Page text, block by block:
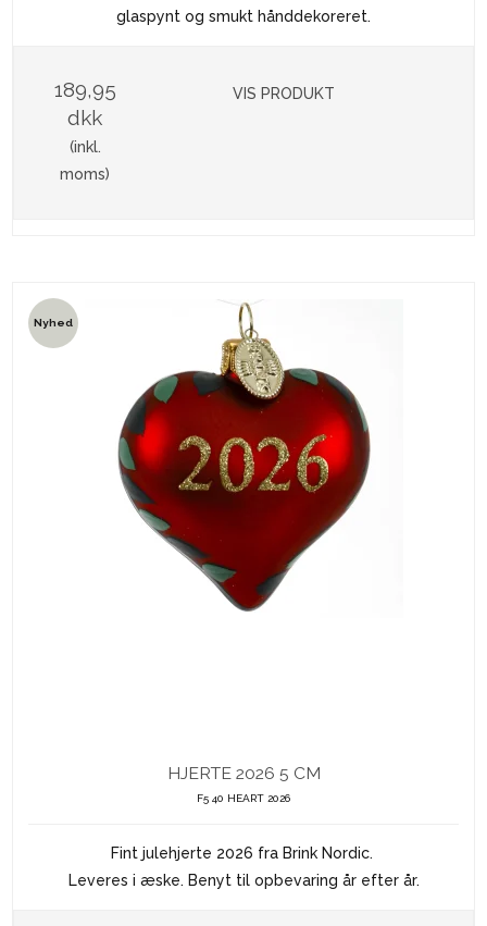
glaspynt og smukt hånddekoreret.
189,95
dkk
(inkl.
moms)
VIS PRODUKT
Nyhed
HJERTE 2026 5 CM
F5 40 HEART 2026
Fint julehjerte 2026 fra Brink Nordic.
Leveres i æske. Benyt til opbevaring år efter år.